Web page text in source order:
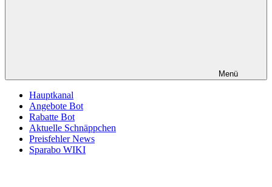
Menü
Hauptkanal
Angebote Bot
Rabatte Bot
Aktuelle Schnäppchen
Preisfehler News
Sparabo WIKI